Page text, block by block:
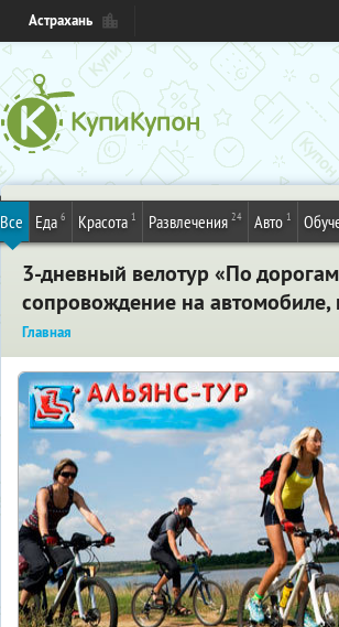
Астрахань
Все Еда 6 Красота 1 Развлечения 24 Авто 1
3-дневный велотур «По
сопровождение на автомобиле,
Главная